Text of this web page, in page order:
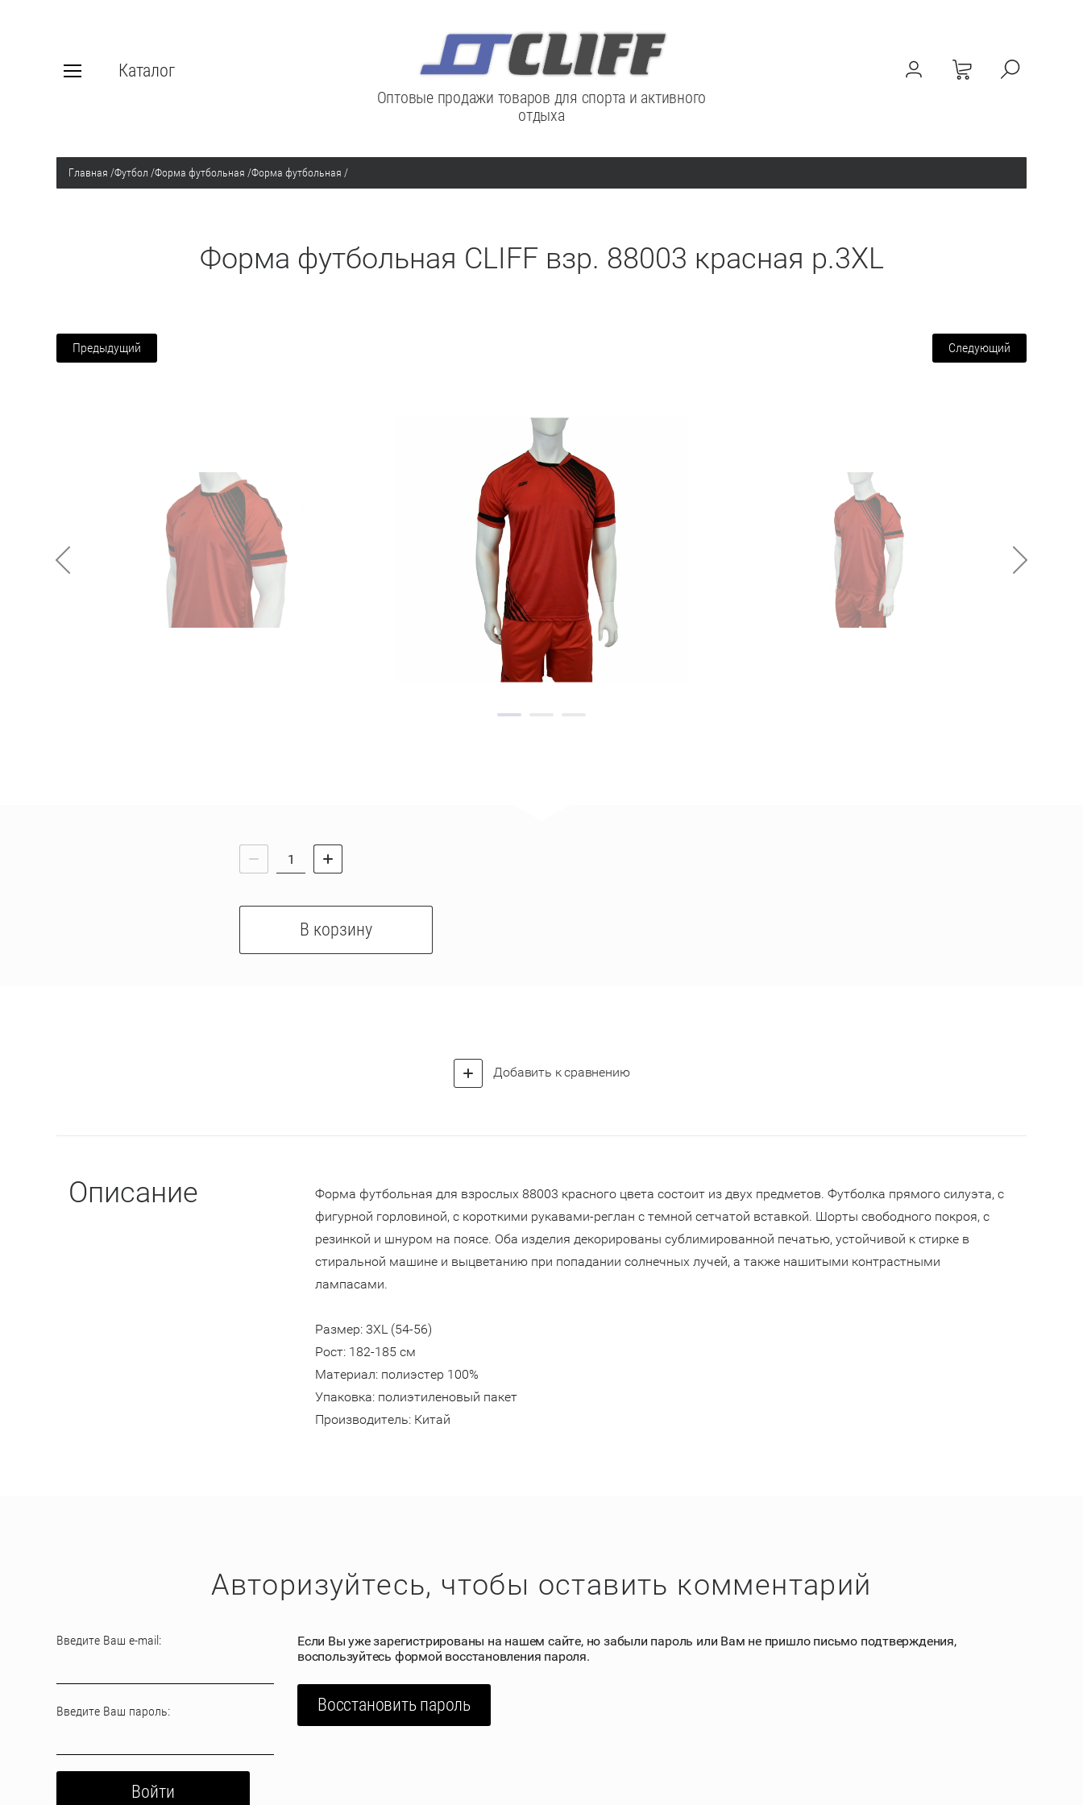
Каталог
Оптовые продажи товаров для спорта и активного
отдыха
Главная /Футбол /Форма футбольная /Форма футбольная /
Форма футбольная CLIFF взр. 88003 красная р.3XL
Предыдущий Следующий
В корзину
Добавить к сравнению
Описание
Форма футбольная для взрослых 88003 красного цвета состоит из двух предметов. Футболка прямого силуэта, с
фигурной горловиной, с короткими рукавами-реглан с темной сетчатой вставкой. Шорты свободного покроя, с
резинкой и шнуром на поясе. Оба изделия декорированы сублимированной печатью, устойчивой к стирке в
стиральной машине и выцветанию при попадании солнечных лучей, а также нашитыми контрастными
лампасами.
Размер: 3XL (54-56)
Рост: 182-185 см
Материал: полиэстер 100%
Упаковка: полиэтиленовый пакет
Производитель: Китай
Авторизуйтесь, чтобы оставить комментарий
Введите Ваш e-mail:
Введите Ваш пароль:
Войти
Если Вы уже зарегистрированы на нашем сайте, но забыли пароль или Вам не пришло письмо подтверждения,
воспользуйтесь формой восстановления пароля.
Восстановить пароль